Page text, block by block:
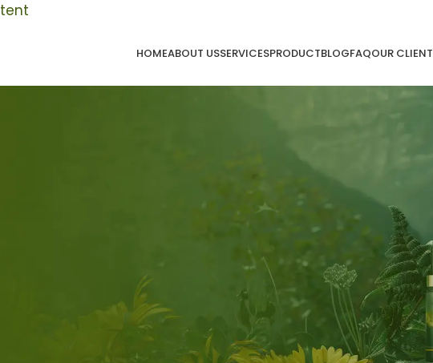
HOMEABOUT USSERVICESPRODUCTBLOGFAQOUR
perusahaan jasa pembuatan kosmetik private label